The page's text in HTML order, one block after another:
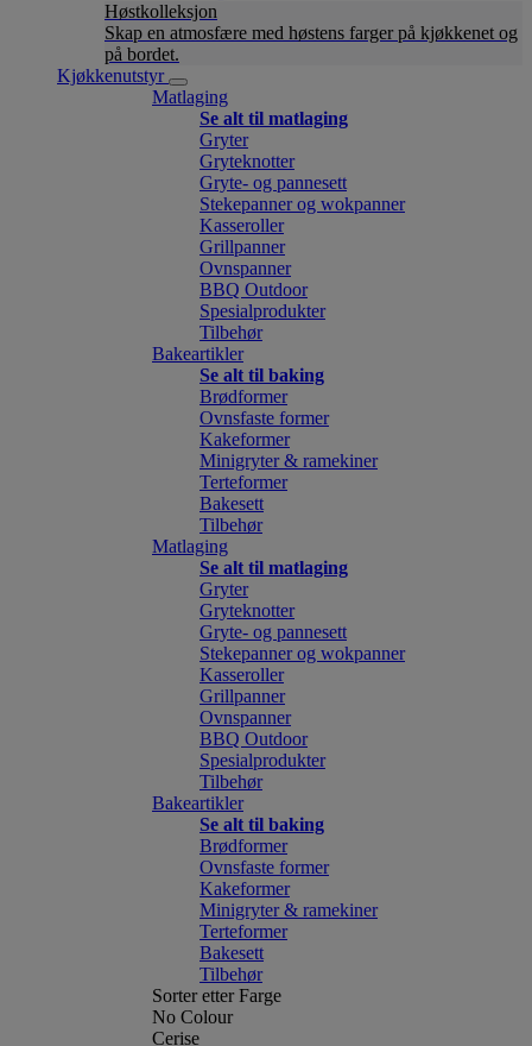
Høstkolleksjon
Skap en atmosfære med høstens farger på kjøkkenet og
på bordet.
Kjøkkenutstyr
Matlaging
Se alt til matlaging
Gryter
Gryteknotter
Gryte- og pannesett
Stekepanner og wokpanner
Kasseroller
Grillpanner
Ovnspanner
BBQ Outdoor
Spesialprodukter
Tilbehør
Bakeartikler
Se alt til baking
Brødformer
Ovnsfaste former
Kakeformer
Minigryter & ramekiner
Terteformer
Bakesett
Tilbehør
Matlaging
Se alt til matlaging
Gryter
Gryteknotter
Gryte- og pannesett
Stekepanner og wokpanner
Kasseroller
Grillpanner
Ovnspanner
BBQ Outdoor
Spesialprodukter
Tilbehør
Bakeartikler
Se alt til baking
Brødformer
Ovnsfaste former
Kakeformer
Minigryter & ramekiner
Terteformer
Bakesett
Tilbehør
Sorter etter Farge
No Colour
Cerise